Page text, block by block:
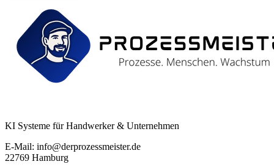
KI Systeme für Handwerker & Unternehmen
E-Mail: info@derprozessmeister.de
22769 Hamburg